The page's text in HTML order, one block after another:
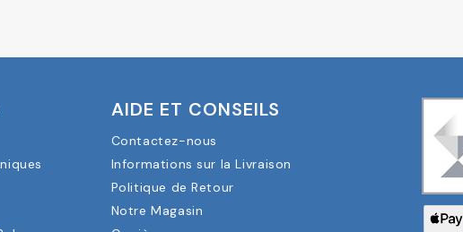
AIDE ET CONSEILS
Contactez-nous
Informations sur la Livraison
Politique de Retour
Notre Magasin